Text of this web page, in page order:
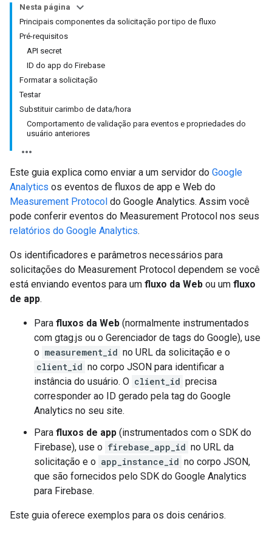
Nesta página
Principais componentes da solicitação por tipo de fluxo
Pré-requisitos
API secret
ID do app do Firebase
Formatar a solicitação
Testar
Substituir carimbo de data/hora
Comportamento de validação para eventos e propriedades do
usuário anteriores
Este guia explica como enviar a um servidor do Google
Analytics os eventos de fluxos de app e Web do
Measurement Protocol do Google Analytics. Assim você
pode conferir eventos do Measurement Protocol nos seus
relatórios do Google Analytics.
Os identificadores e parâmetros necessários para
solicitações do Measurement Protocol dependem se você
está enviando eventos para um fluxo da Web ou um fluxo
de app.
Para fluxos da Web (normalmente instrumentados
com gtag.js ou o Gerenciador de tags do Google), use
o measurement_id no URL da solicitação e o
client_id no corpo JSON para identificar a
instância do usuário. O client_id precisa
corresponder ao ID gerado pela tag do Google
Analytics no seu site.
Para fluxos de app (instrumentados com o SDK do
Firebase), use o firebase_app_id no URL da
solicitação e o app_instance_id no corpo JSON,
que são fornecidos pelo SDK do Google Analytics
para Firebase.
Este guia oferece exemplos para os dois cenários.